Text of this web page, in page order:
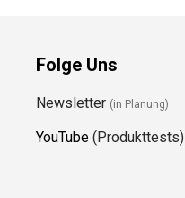
Folge Uns
Newsletter (in Planung)
YouTube (Produkttests)